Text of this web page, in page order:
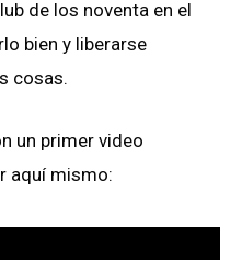
de los noventa en el
bien y liberarse
cosas.
un primer video
aquí mismo: